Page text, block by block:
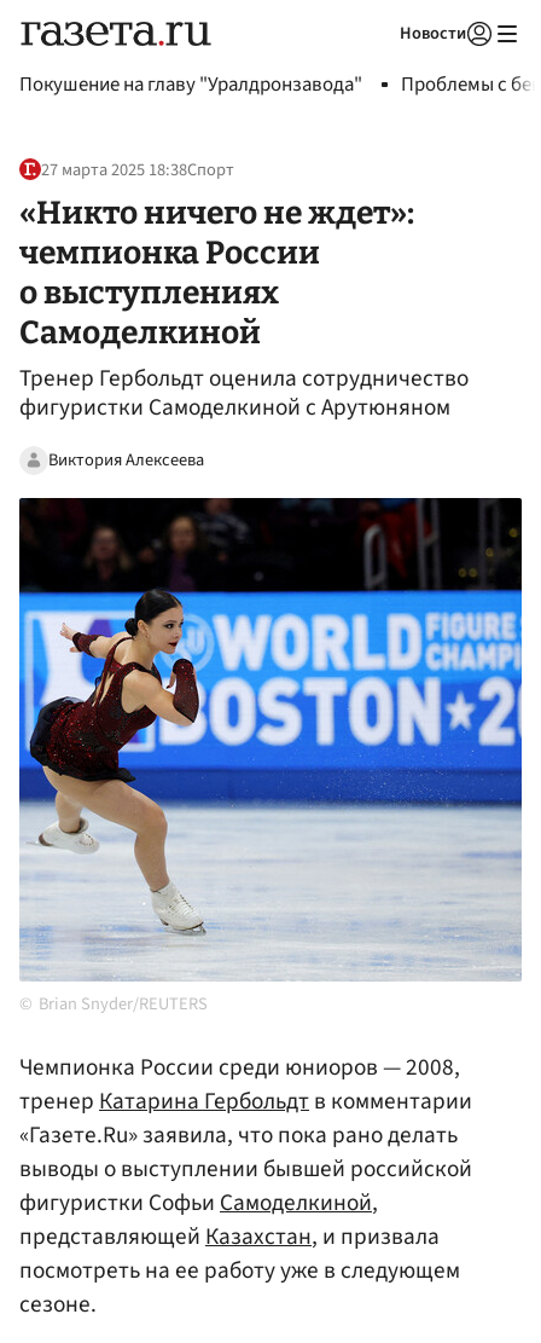
Новости
Покушение на главу "Уралдронзавода" Проблемы с
27 марта 2025 18:38Спорт
«Никто ничего не ждет»:
чемпионка России
о выступлениях
Самоделкиной
Тренер Гербольдт оценила сотрудничество
фигуристки Самоделкиной с Арутюняном
Виктория Алексеева
Brian Snyder/REUTERS
Чемпионка России среди юниоров — 2008,
тренерКатарина Гербольдтв комментарии
«Газете.Ru» заявила, что пока рано делать
выводы о выступлении бывшей российской
фигуристки СофьиСамоделкиной,
представляющейКазахстан, и призвала
посмотреть на ее работу уже в следующем
сезоне.